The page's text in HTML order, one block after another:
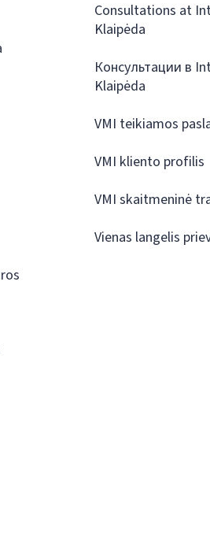
Consultations at
Klaipėda
Консультации в
Klaipėda
VMI teikiamos
VMI kliento profilis
VMI skaitmeninė
Vienas langelis